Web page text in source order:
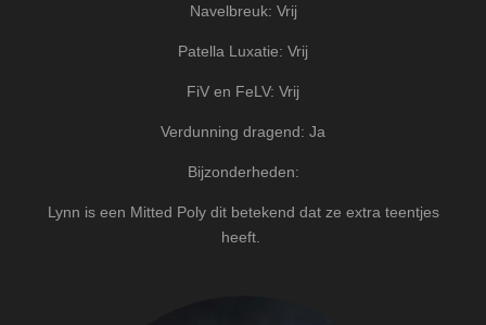
Navelbreuk: Vrij
Patella Luxatie: Vrij
FiV en FeLV: Vrij
Verdunning dragend: Ja
Bijzonderheden:
Lynn is een Mitted Poly dit betekend dat ze extra teentjes
heeft.